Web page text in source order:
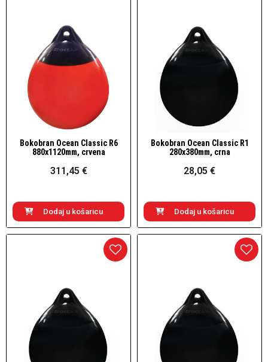
Brzi pogled
Bokobran Ocean Classic R6
880x1120mm, crvena
311,45 €
Dodaj u košaricu
Brzi pogled
Bokobran Ocean Classic R1
280x380mm, crna
28,05 €
Dodaj u košaricu